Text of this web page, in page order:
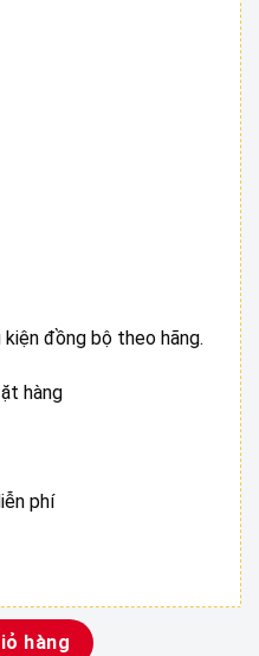
kiện đồng bộ theo hãng.
hàng
phí
số lượng
hàng